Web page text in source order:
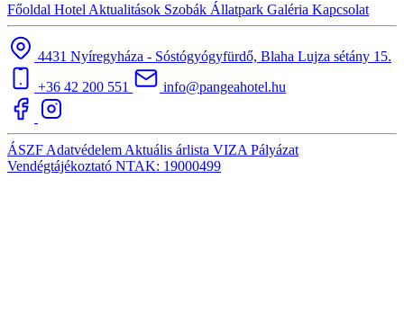
Főoldal Hotel Aktualitások Szobák Állatpark Galéria Kapcsolat
4431 Nyíregyháza - Sóstógyógyfürdő, Blaha Lujza sétány 15.
+36 42 200 551
info@pangeahotel.hu
ÁSZF Adatvédelem Aktuális árlista VIZA Pályázat
Vendégtájékoztató NTAK: 19000499